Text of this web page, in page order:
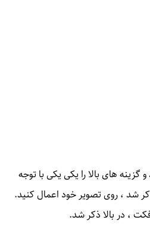
گزینه های بالا را یکی یکی با توجه
شد ، روی تصویر خود اعمال کنید.
، در بالا ذکر شد.